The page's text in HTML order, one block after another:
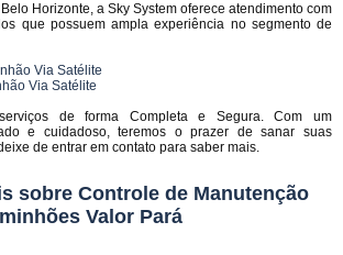
Horizonte, a Sky System oferece atendimento com
que possuem ampla experiência no segmento de
Via Satélite
Via Satélite
serviços de forma Completa e Segura. Com um
e cuidadoso, teremos o prazer de sanar suas
de entrar em contato para saber mais.
sobre Controle de Manutenção
Valor Pará